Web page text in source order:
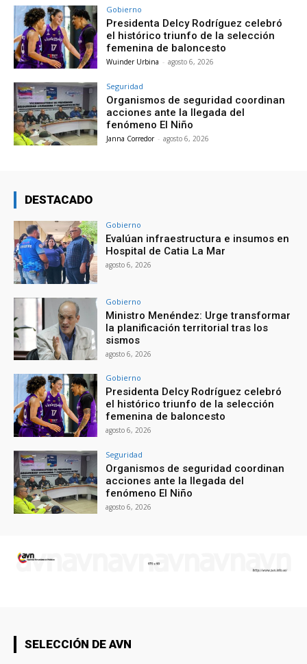
Gobierno
Presidenta Delcy Rodríguez celebró
el histórico triunfo de la selección
femenina de baloncesto
Wuinder Urbina - agosto 6, 2026
Seguridad
Organismos de seguridad coordinan
acciones ante la llegada del
fenómeno El Niño
Janna Corredor - agosto 6, 2026
DESTACADO
Gobierno
Evalúan infraestructura e insumos en
Hospital de Catia La Mar
agosto 6, 2026
Gobierno
Ministro Menéndez: Urge transformar
la planificación territorial tras los
sismos
agosto 6, 2026
Gobierno
Presidenta Delcy Rodríguez celebró
el histórico triunfo de la selección
femenina de baloncesto
agosto 6, 2026
Seguridad
Organismos de seguridad coordinan
acciones ante la llegada del
fenómeno El Niño
agosto 6, 2026
SELECCIÓN DE AVN